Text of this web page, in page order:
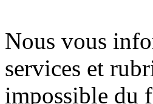
Nous vous
services et
impossible du